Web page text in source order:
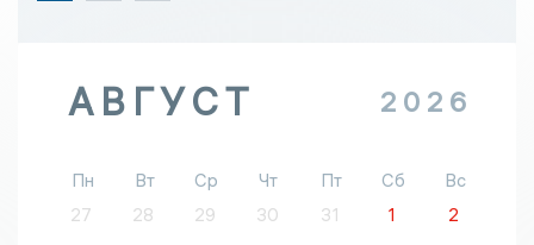
АВГУСТ 2026
Пн Вт Ср Чт Пт Сб
Вс
27
28 29 30 31 1
2